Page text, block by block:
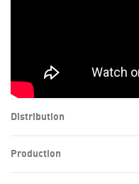
Distribution
Production